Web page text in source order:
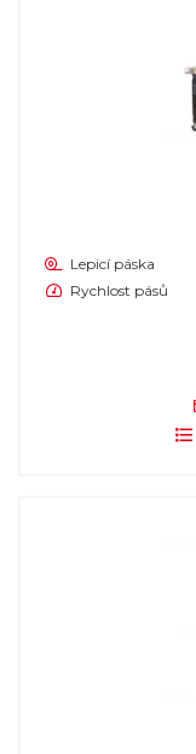
Lepicí páska
Rychlost pásů